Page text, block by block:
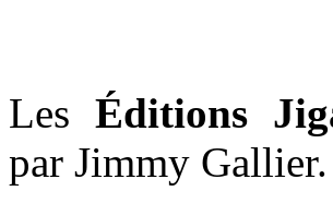
Les Éditions
par Jimmy Gallier.